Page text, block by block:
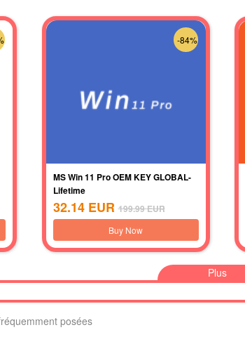
-84%
MS Win 11 Pro OEM KEY GLOBAL-
Lifetime
32.14 EUR 199.99EUR
Buy Now
Plus
posées